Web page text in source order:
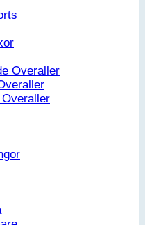
Overaller